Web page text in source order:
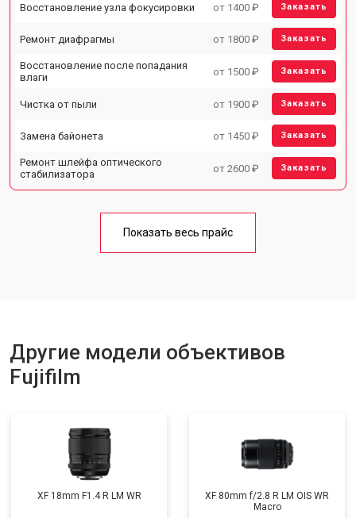
Восстановление узла фокусировки от 1400 ₽ Заказать
Ремонт диафрагмы от 1800 ₽ Заказать
Восстановление после попадания
влаги
от 1500 ₽ Заказать
Чистка от пыли от 1900 ₽ Заказать
Замена байонета от 1450 ₽ Заказать
Ремонт шлейфа оптического
стабилизатора
от 2600 ₽ Заказать
Показать весь прайс
Другие модели объективов
Fujifilm
XF 18mm F1.4 R LM WR
XF 80mm f/2.8 R LM OIS WR
Macro